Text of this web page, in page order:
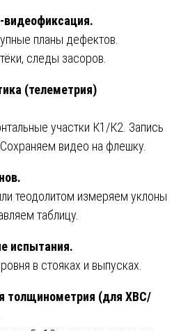
планы дефектов.
следы засоров.
(телеметрия)
участки К1/К2. Запись
видео на флешку.
теодолитом измеряем уклоны
таблицу.
испытания.
в стояках и выпусках.
толщинометрия (для ХВС/